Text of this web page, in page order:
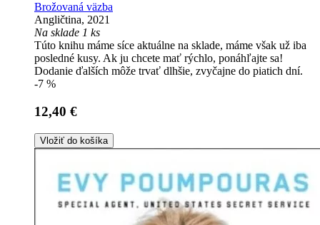
Brožovaná väzba
Angličtina, 2021
Na sklade 1 ks
Túto knihu máme síce aktuálne na sklade, máme však už iba
posledné kusy. Ak ju chcete mať rýchlo, ponáhľajte sa!
Dodanie ďalších môže trvať dlhšie, zvyčajne do piatich dní.
-7 %
12,40 €
Vložiť do košíka